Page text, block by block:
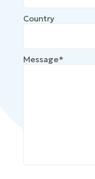
Country
Message*